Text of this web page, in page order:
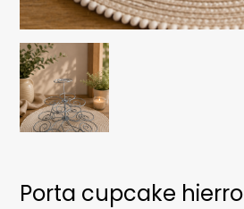
Porta cupcake hierro